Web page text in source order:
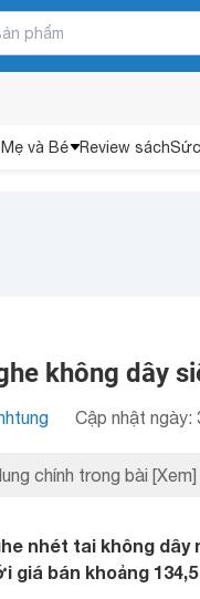
Mẹ và Bé Review sách
không dây
Cập nhật ngày:
chính trong bài [Xem]
nhét tai không
giá bán khoảng 134,5